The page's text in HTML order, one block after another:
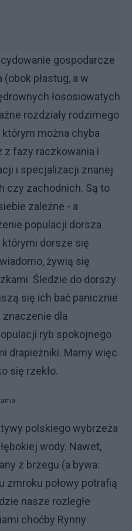
gospodarcze
płastug, a w
łososiowatych
rozdziały rodzimego
można chyba
z fazy raczkowania i
i specjalizacji znanej
czy zachodnich. Są to
zależne - a
populacji dorsza
dorsze się
żywią się
Śledzie do dorszy
się ich bać panicznie
znaczenie dla
ryb spokojnego
drapieżniki. Mamy więc
się rzekło.
polskiego wybrzeża
wody. Nawet,
z brzegu (a bywa:
zmroku połowy potrafią
nasze rozległe
choćby Rynny